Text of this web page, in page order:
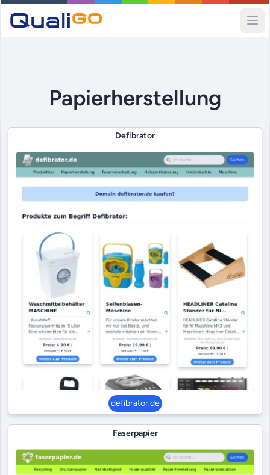
Papierherstellung
Defibrator
defibrator.de
Faserpapier